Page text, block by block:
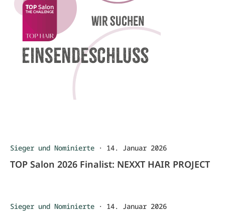
Sieger und Nominierte · 14. Januar 2026
TOP Salon 2026 Finalist: NEXXT HAIR PROJECT
Sieger und Nominierte · 14. Januar 2026